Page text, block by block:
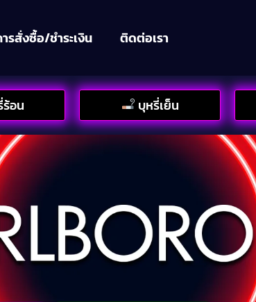
รสั่งซื้อ/ชำระเงิน ติดต่อเรา
อน บุหรี่เย็น